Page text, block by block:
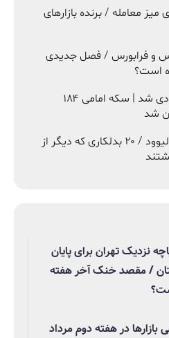
میز معامله / برنده بازارهای
و فرابورس / فصل جدیدی
است؟
بازار طلا دوباره صعودی شد | سکه امامی ۱۸۴
از ارشا اقدسی تا هالیوود / ۲۰ بدلکاری که دیگر از
نزدیک تهران برای پایان
/ مقصد خنک آخر هفته
بازارها در هفته دوم مرداد